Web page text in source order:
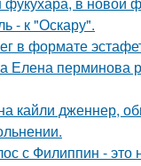
- к "Оскару".
в формате
перминова
кайли дженнер,
с Филиппин -